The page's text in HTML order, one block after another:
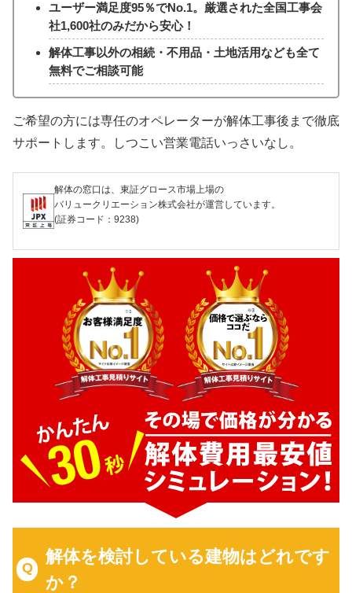
ユーザー満足度95％でNo.1。厳選された全国工事会
社1,600社のみだから安心！
解体工事以外の相続・不用品・土地活用なども全て
無料でご相談可能
ご希望の方には専任のオペレーターが解体工事後まで徹底
サポートします。しつこい営業電話いっさいなし。
解体の窓口は、東証グロース市場上場の
バリュークリエーション株式会社が運営しています。
(証券コード：9238)
解体を検討している建物はどれです
か？